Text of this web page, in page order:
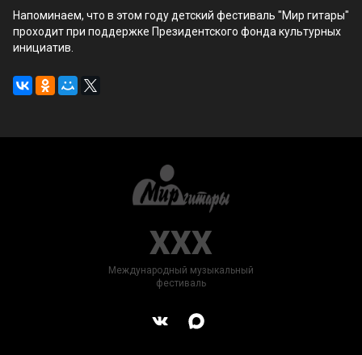
Напоминаем, что в этом году детский фестиваль "Мир гитары"
проходит при поддержке Президентского фонда культурных
инициатив.
XXX
Международный музыкальный
фестиваль